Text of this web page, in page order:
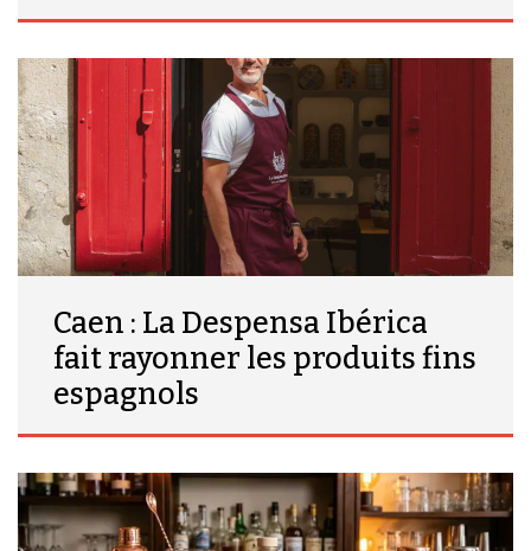
Caen : La Despensa Ibérica
fait rayonner les produits fins
espagnols